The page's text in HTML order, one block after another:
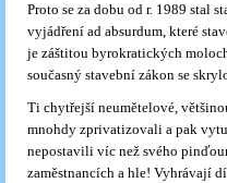
Proto se za dobu od r. 1989 stal
vyjádření ad absurdum, které
je záštitou byrokratických
současný stavební zákon se
Ti chytřejší neumětelové,
mnohdy zprivatizovali a pak
nepostavili víc než svého
zaměstnancích a hle! Vyhrávají